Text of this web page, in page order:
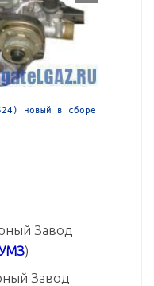
новый в сборе
Завод
УМЗ)
Завод